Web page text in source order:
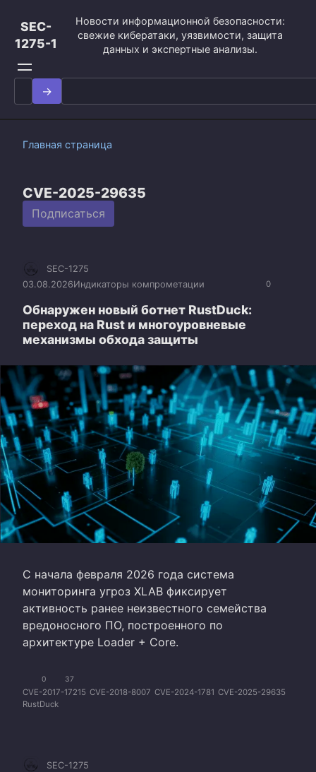
контенту
SEC-
1275-1
Новости информационной безопасности:
свежие кибератаки, уязвимости, защита
данных и экспертные анализы.
Search
for:
Главная страница
CVE-2025-29635
Подписаться
0
SEC-1275
03.08.2026Индикаторы компрометации
Обнаружен новый ботнет RustDuck:
переход на Rust и многоуровневые
механизмы обхода защиты
С начала февраля 2026 года система
мониторинга угроз XLAB фиксирует
активность ранее неизвестного семейства
вредоносного ПО, построенного по
архитектуре Loader + Core.
0 37
CVE-2017-17215 CVE-2018-8007 CVE-2024-1781 CVE-2025-29635
RustDuck
SEC-1275